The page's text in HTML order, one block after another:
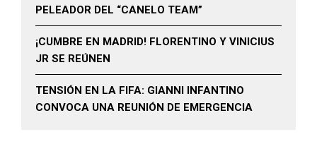
PELEADOR DEL “CANELO TEAM”
¡CUMBRE EN MADRID! FLORENTINO Y VINICIUS
JR SE REÚNEN
TENSIÓN EN LA FIFA: GIANNI INFANTINO
CONVOCA UNA REUNIÓN DE EMERGENCIA